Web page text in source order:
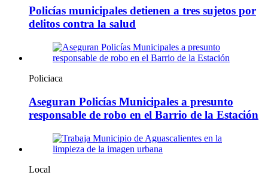
Policías municipales detienen a tres sujetos por
delitos contra la salud
Policiaca
Aseguran Policías Municipales a presunto
responsable de robo en el Barrio de la Estación
Local